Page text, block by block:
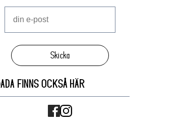
Skicka
ADA FINNS OCKSÅ HÄR